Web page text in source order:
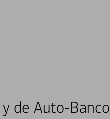
de Auto-Banco